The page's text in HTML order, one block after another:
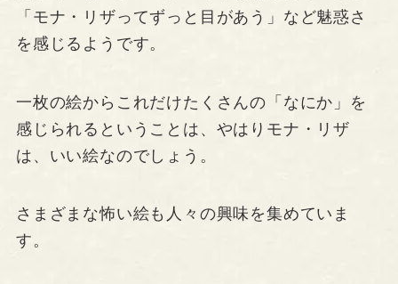
「モナ・リザってずっと目があう」など魅惑さ
を感じるようです。
一枚の絵からこれだけたくさんの「なにか」を
感じられるということは、やはりモナ・リザ
は、いい絵なのでしょう。
さまざまな怖い絵も人々の興味を集めていま
す。